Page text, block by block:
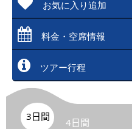
お気に入り追加
料金・空席情報
ツアー行程
3日間 4日間